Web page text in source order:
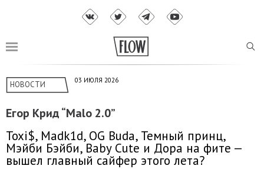
НОВОСТИ 03 ИЮЛЯ 2026
Егор Крид “Malo 2.0”
Toxi$, Madk1d, OG Buda, Темный принц,
Мэйби Бэйби, Baby Cute и Дора на фите —
вышел главный сайфер этого лета?